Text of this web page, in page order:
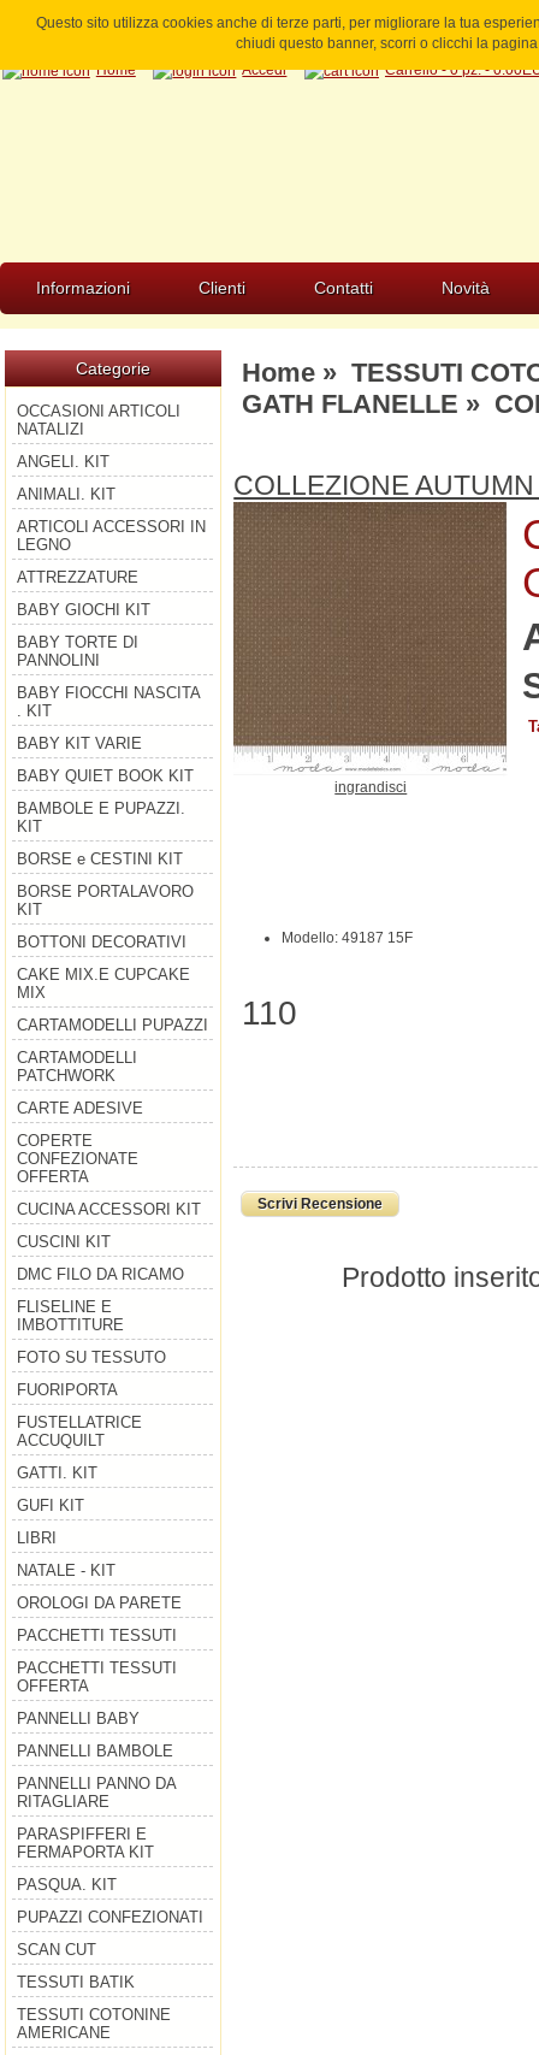
Questo sito utilizza cookies anche di terze parti, per migliorare la tua
chiudi questo banner, scorri o clicchi la
Home
Accedi Carrello - 0 pz. -
Informazioni Clienti Contatti Novità
Categorie
OCCASIONI ARTICOLI
NATALIZI
ANGELI. KIT
ANIMALI. KIT
ARTICOLI ACCESSORI IN
LEGNO
ATTREZZATURE
BABY GIOCHI KIT
BABY TORTE DI
PANNOLINI
BABY FIOCCHI NASCITA
. KIT
BABY KIT VARIE
BABY QUIET BOOK KIT
BAMBOLE E PUPAZZI.
KIT
BORSE e CESTINI KIT
BORSE PORTALAVORO
KIT
BOTTONI DECORATIVI
CAKE MIX.E CUPCAKE
MIX
CARTAMODELLI PUPAZZI
CARTAMODELLI
PATCHWORK
CARTE ADESIVE
COPERTE
CONFEZIONATE
OFFERTA
CUCINA ACCESSORI KIT
CUSCINI KIT
DMC FILO DA RICAMO
FLISELINE E
IMBOTTITURE
FOTO SU TESSUTO
FUORIPORTA
FUSTELLATRICE
ACCUQUILT
GATTI. KIT
GUFI KIT
LIBRI
NATALE - KIT
OROLOGI DA PARETE
PACCHETTI TESSUTI
PACCHETTI TESSUTI
OFFERTA
PANNELLI BABY
PANNELLI BAMBOLE
PANNELLI PANNO DA
RITAGLIARE
PARASPIFFERI E
FERMAPORTA KIT
PASQUA. KIT
PUPAZZI CONFEZIONATI
SCAN CUT
TESSUTI BATIK
TESSUTI COTONINE
AMERICANE
Home» TESSUTI
GATH FLANELLE »
COLLEZIONE
ingrandisci
Modello: 49187 15F
110
Scrivi Recensione
Prodotto